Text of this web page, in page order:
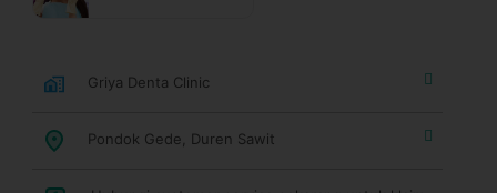
Griya Denta Clinic
Pondok Gede, Duren Sawit